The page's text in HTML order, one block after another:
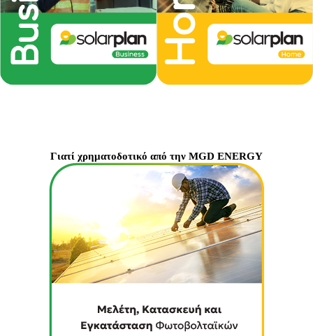
Γιατί χρηματοδοτικό από την MGD ENERGY